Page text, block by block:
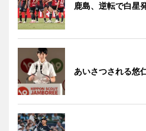
鹿島、逆転で白
あいさつされる悠